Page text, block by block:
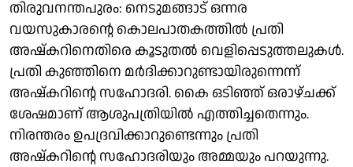
തിരുവനന്തപുരം: നെടുമങ്ങാട് ഒന്നര
വയസുകാരന്റെ കൊലപാതകത്തില്‍ പ്രതി
അഷ്‌കറിനെതിരെ കൂടുതല്‍ വെളിപ്പെടുത്തലുകള്‍.
പ്രതി കുഞ്ഞിനെ മര്‍ദിക്കാറുണ്ടായിരുന്നെന്ന്
അഷ്‌കറിന്റെ സഹോദരി. കൈ ഒടിഞ്ഞ് ഒരാഴ്ചക്ക്
ശേഷമാണ് ആശുപത്രിയില്‍ എത്തിച്ചതെന്നും.
നിരന്തരം ഉപദ്രവിക്കാറുണ്ടെന്നും പ്രതി
അഷ്‌കറിന്റെ സഹോദരിയും അമ്മയും പറയുന്നു.